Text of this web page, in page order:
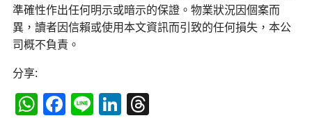
準確性作出任何明示或暗示的保證。物業狀況因個案而
異，讀者因信賴或使用本文資訊而引致的任何損失，本公
司概不負責。
分享:
WhatsApp
Facebook
LineLinkedIn